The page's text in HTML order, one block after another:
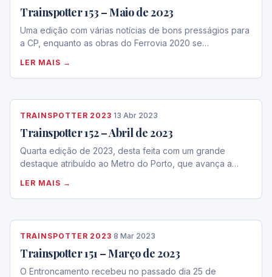
Trainspotter 153 – Maio de 2023
Uma edição com várias notícias de bons presságios para
a CP, enquanto as obras do Ferrovia 2020 se…
LER MAIS →
TRAINSPOTTER 2023·13 Abr 2023
Trainspotter 152 – Abril de 2023
Quarta edição de 2023, desta feita com um grande
destaque atribuído ao Metro do Porto, que avança a…
LER MAIS →
TRAINSPOTTER 2023·8 Mar 2023
Trainspotter 151 – Março de 2023
O Entroncamento recebeu no passado dia 25 de